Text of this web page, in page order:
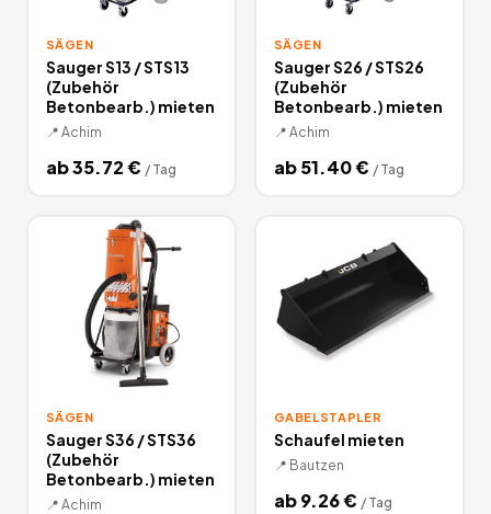
SÄGEN
Sauger S13 / STS13
(Zubehör
Betonbearb.) mieten
📍 Achim
ab35.72€ / Tag
SÄGEN
Sauger S26 / STS26
(Zubehör
Betonbearb.) mieten
📍 Achim
ab51.40€ / Tag
SÄGEN
Sauger S36 / STS36
(Zubehör
Betonbearb.) mieten
📍 Achim
GABELSTAPLER
Schaufel mieten
📍 Bautzen
ab9.26€ / Tag